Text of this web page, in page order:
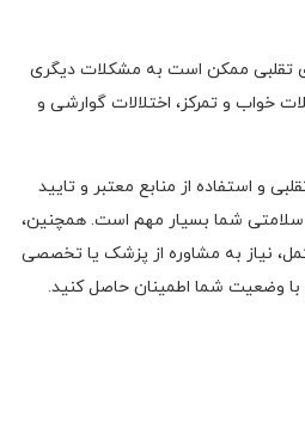
تقلبی ممکن است به مشکلات دیگری
خواب و تمرکز، اختلالات گوارشی و
و استفاده از منابع معتبر و تایید
سلامتی شما بسیار مهم است. همچنین،
نیاز به مشاوره از پزشک یا تخصصی
با وضعیت شما اطمینان حاصل کنید.